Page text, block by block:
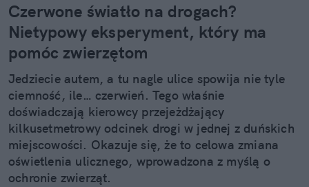
Czerwone światło na drogach?
Nietypowy eksperyment, który ma
pomóc zwierzętom
Jedziecie autem, a tu nagle ulice spowija nie tyle
ciemność, ile… czerwień. Tego właśnie
doświadczają kierowcy przejeżdżający
kilkusetmetrowy odcinek drogi w jednej z duńskich
miejscowości. Okazuje się, że to celowa zmiana
oświetlenia ulicznego, wprowadzona z myślą o
ochronie zwierząt.